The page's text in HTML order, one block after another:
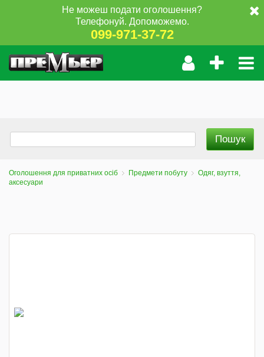
Не можеш подати оголошення?
Телефонуй. Допоможемо.
099-971-37-72
Оголошення для приватних осіб Предмети побуту
Одяг, взуття,
аксесуари